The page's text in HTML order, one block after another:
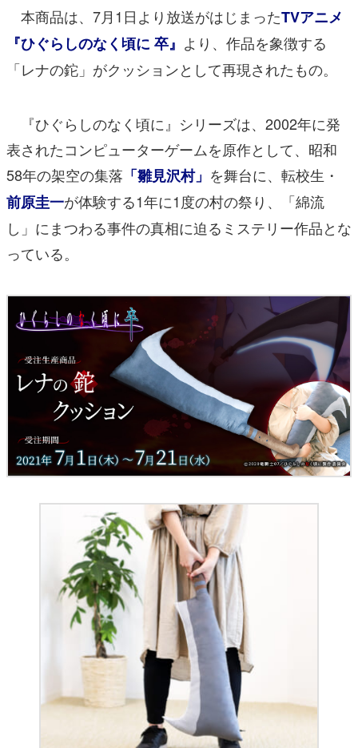
本商品は、7月1日より放送がはじまったTVアニメ
『ひぐらしのなく頃に 卒』 より、作品を象徴する
「レナの鉈」がクッションとして再現されたもの。
『ひぐらしのなく頃に』シリーズは、2002年に発
表されたコンピューターゲームを原作として、昭和
58年の架空の集落 「雛見沢村」 を舞台に、転校生・
前原圭一が体験する1年に1度の村の祭り、「綿流
し」にまつわる事件の真相に迫るミステリー作品とな
っている。